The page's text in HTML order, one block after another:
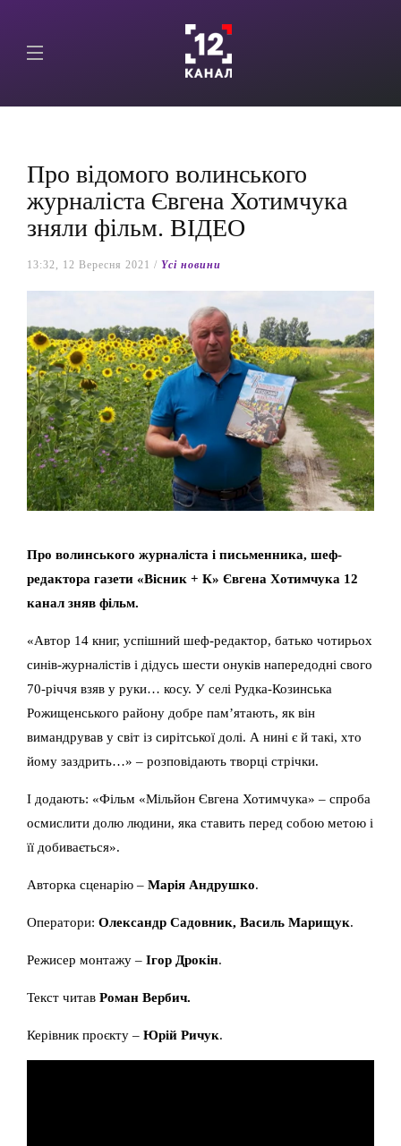
Про відомого волинського
журналіста Євгена Хотимчука
зняли фільм. ВІДЕО
13:32, 12 Вересня 2021 / Yсі новини
Про волинського журналіста і письменника, шеф-
редактора газети «Вісник + К» Євгена Хотимчука 12
канал зняв фільм.
«Автор 14 книг, успішний шеф-редактор, батько чотирьох
синів-журналістів і дідусь шести онуків напередодні свого
70-річчя взяв у руки… косу. У селі Рудка-Козинська
Рожищенського району добре пам’ятають, як він
вимандрував у світ із сирітської долі. А нині є й такі, хто
йому заздрить…» – розповідають творці стрічки.
І додають: «Фільм «Мільйон Євгена Хотимчука» – спроба
осмислити долю людини, яка ставить перед собою метою і
її добивається».
Авторка сценарію – Марія Андрушко.
Оператори: Олександр Садовник, Василь Марищук.
Режисер монтажу – Ігор Дрокін.
Текст читав Роман Вербич.
Керівник проєкту – Юрій Ричук.